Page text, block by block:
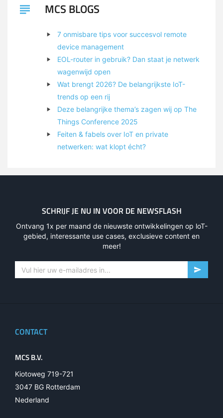
MCS BLOGS
7 onmisbare tips voor succesvol remote
device management
EOL-router in gebruik? Dan staat je netwerk
wagenwijd open
Wat brengt 2026? De belangrijkste IoT-
trends op een rij
Deze belangrijke thema’s zagen wij op The
Things Conference 2025
Feiten & fabels over IoT en private
netwerken: wat klopt écht?
SCHRIJF JE NU IN VOOR DE NEWSFLASH
Ontvang 1x per maand de nieuwste ontwikkelingen op loT-
gebied, interessante use cases, exclusieve content en
meer!
CONTACT
MCS B.V.
Kiotoweg 719-721
3047 BG Rotterdam
Nederland